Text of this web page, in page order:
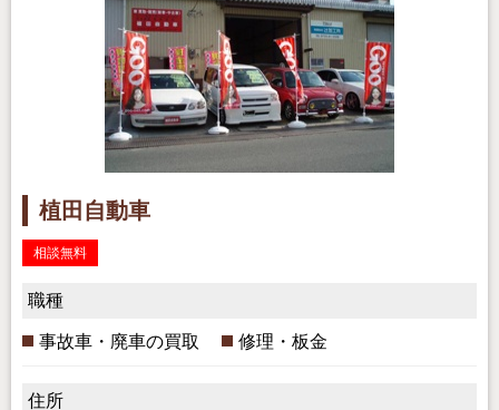
植田自動車
相談無料
職種
事故車・廃車の買取 修理・板金
住所